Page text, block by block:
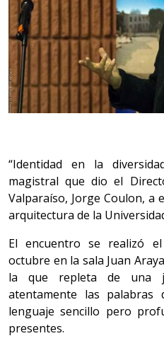
“Identidad en la
magistral que dio el
Valparaíso, Jorge Coulon, a
arquitectura de la
El encuentro se realizó
octubre en la sala Juan
la que repleta de una
atentamente las
lenguaje sencillo pero
presentes.